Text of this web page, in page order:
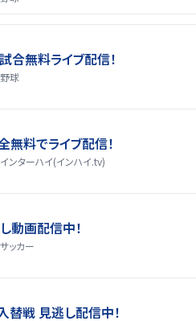
合無料ライブ配信！
野球
料でライブ配信！
インターハイ(インハイ.tv)
動画配信中！
サッカー
替戦 見逃し配信中！